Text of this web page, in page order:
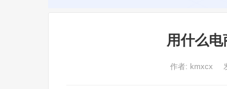
用什么
作者: kmxcx